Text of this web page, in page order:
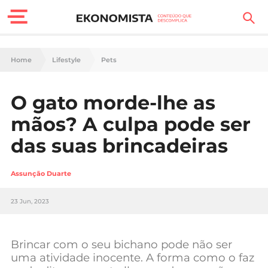
Finanças Pessoais
Carreira
Casa
Lifestyle
Sociedade
Negócios
Home Lifestyle Pets
O gato morde-lhe as
mãos? A culpa pode ser
das suas brincadeiras
Assunção Duarte
23 Jun, 2023
Brincar com o seu bichano pode não ser
uma atividade inocente. A forma como o faz